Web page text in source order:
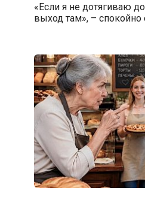
«Если я не дотягиваю
выход там», – спокойно